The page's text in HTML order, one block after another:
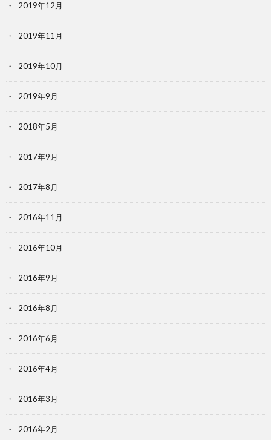
2019年12月
2019年11月
2019年10月
2019年9月
2018年5月
2017年9月
2017年8月
2016年11月
2016年10月
2016年9月
2016年8月
2016年6月
2016年4月
2016年3月
2016年2月